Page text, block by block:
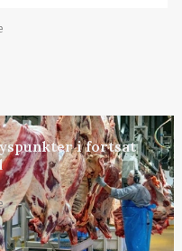
i fortsat